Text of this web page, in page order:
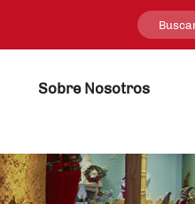
Sobre Nosotros